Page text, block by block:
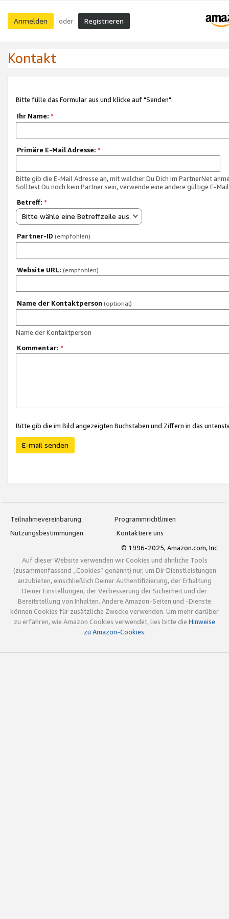
Anmelden oder Registrieren
Kontakt
Bitte fülle das Formular aus und klicke auf "Senden".
Ihr Name: *
Primäre E-Mail Adresse: *
Bitte gib die E-Mail Adresse an, mit welcher Du Dich im PartnerNet
Solltest Du noch kein Partner sein, verwende eine andere gültige E-
Betreff: *
Bitte wähle eine Betreffzeile aus.
Partner-ID (empfohlen)
Website URL: (empfohlen)
Name der Kontaktperson (optional)
Name der Kontaktperson
Kommentar: *
Bitte gib die im Bild angezeigten Buchstaben und Ziffern in das
E-mail senden
Teilnahmevereinbarung
Programmrichtlinien
Nutzungsbestimmungen
Kontaktiere uns
© 1996-2025, Amazon.com, Inc.
Auf dieser Website verwenden wir Cookies und ähnliche Tools
(zusammenfassend „Cookies“ genannt) nur, um Dir Dienstleistungen
anzubieten, einschließlich Deiner Authentifizierung, der Erhaltung
Deiner Einstellungen, der Verbesserung der Sicherheit und der
Bereitstellung von Inhalten. Andere Amazon-Seiten und -Dienste
können Cookies für zusätzliche Zwecke verwenden. Um mehr darüber
zu erfahren, wie Amazon Cookies verwendet, lies bitte die Hinweise
zu Amazon-Cookies.